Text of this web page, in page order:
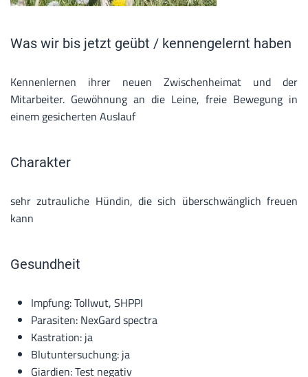
Was wir bis jetzt geübt / kennengelernt haben
Kennenlernen ihrer neuen Zwischenheimat und der
Mitarbeiter. Gewöhnung an die Leine, freie Bewegung in
einem gesicherten Auslauf
Charakter
sehr zutrauliche Hündin, die sich überschwänglich freuen
kann
Gesundheit
Impfung: Tollwut, SHPPI
Parasiten: NexGard spectra
Kastration: ja
Blutuntersuchung: ja
Giardien: Test negativ